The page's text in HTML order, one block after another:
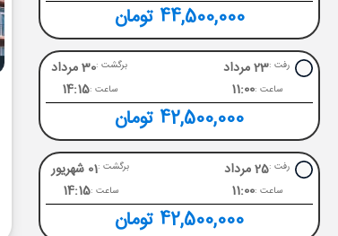
44,500,000 تومان
رفت :23 مرداد
ساعت :11:00
برگشت :30 مرداد
ساعت :14:15
42,500,000 تومان
رفت :25 مرداد
ساعت :11:00
برگشت :01 شهریور
ساعت :14:15
42,500,000 تومان